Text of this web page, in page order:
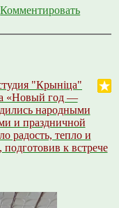
Комментировать
"Крыніца"
«Новый год —
народными
и праздничной
радость, тепло и
к встрече